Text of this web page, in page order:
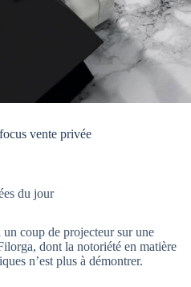
vente privée
du jour
coup de projecteur sur une
dont la notoriété en matière
n’est plus à démontrer.